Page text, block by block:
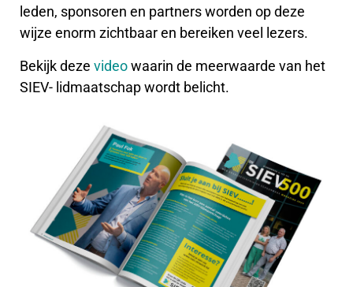
leden, sponsoren en partners worden op deze
wijze enorm zichtbaar en bereiken veel lezers.
Bekijk deze videowaarin de meerwaarde van het
SIEV- lidmaatschap wordt belicht.